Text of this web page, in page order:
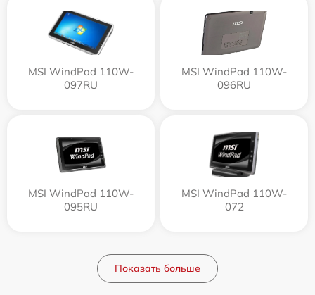
MSI WindPad 110W-
097RU
MSI WindPad 110W-
096RU
MSI WindPad 110W-
095RU
MSI WindPad 110W-
072
Показать больше